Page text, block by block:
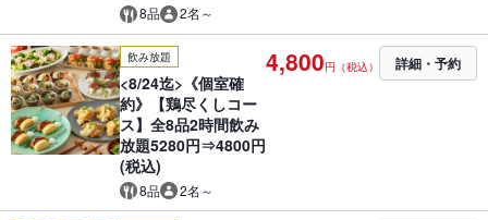
8品 2名～
飲み放題
<8/24迄>《個室確
約》【鶏尽くしコー
ス】全8品2時間飲み
放題5280円⇒4800円
(税込)
8品 2名～
4,800円（税込） 詳細・予約